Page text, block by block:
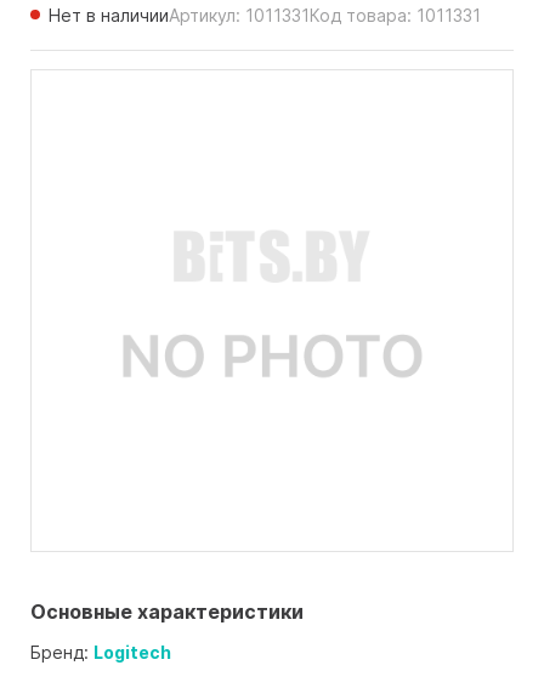
Нет в наличииАртикул: 1011331Код товара: 1011331
Основные характеристики
Бренд: Logitech